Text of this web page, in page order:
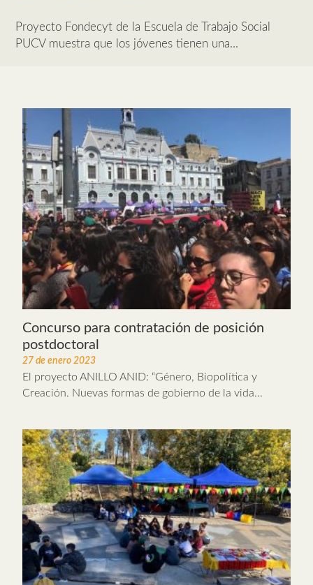
Proyecto Fondecyt de la Escuela de Trabajo Social
PUCV muestra que los jóvenes tienen una...
Concurso para contratación de posición
postdoctoral
27 de enero 2023
El proyecto ANILLO ANID: “Género, Biopolítica y
Creación. Nuevas formas de gobierno de la vida...